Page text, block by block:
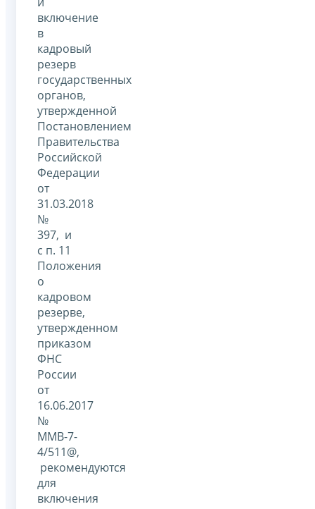
включение
в
кадровый
резерв
государственных
органов,
утвержденной
Постановлением
Правительства
Российской
Федерации
от
31.03.2018
№
397, и
с п. 11
Положения
о
кадровом
резерве,
утвержденном
приказом
ФНС
России
от
16.06.2017
№
ММВ-7-
4/511@,
рекомендуются
для
включения